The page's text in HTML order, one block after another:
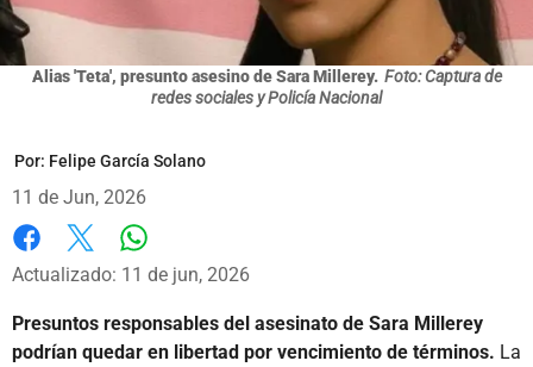
Alias 'Teta', presunto asesino de Sara Millerey. Foto: Captura de
redes sociales y Policía Nacional
Por: Felipe García Solano
11 de Jun, 2026
Facebook
X
Actualizado: 11 de jun, 2026
Presuntos responsables del asesinato de Sara Millerey
podrían quedar en libertad por vencimiento de términos. La